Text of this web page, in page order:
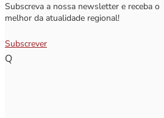
Subscreva a nossa newsletter e receba o
melhor da atualidade regional!
Subscrever
Q